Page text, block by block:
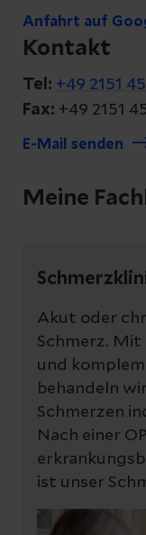
Anfahrt auf
Kontakt
Tel: +49 2151
Fax: +49 2151
E-Mail senden
Meine
Akut oder
Schmerz. Mit
und
behandeln
Schmerzen
Nach einer
ist unser